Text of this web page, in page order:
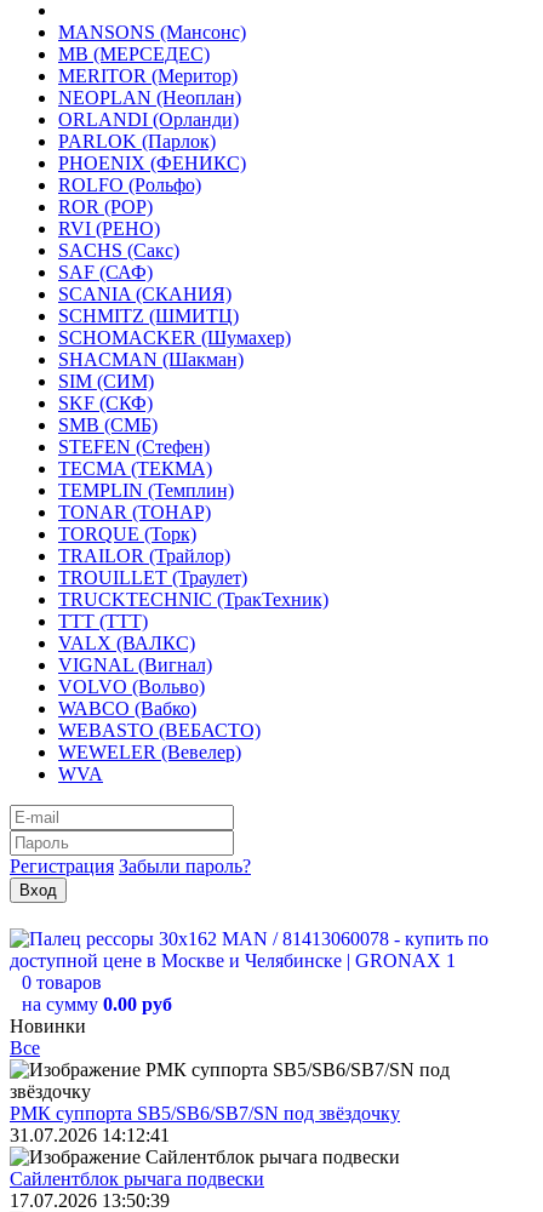
MANSONS (Мансонс)
MB (МЕРСЕДЕС)
MERITOR (Меритор)
NEOPLAN (Неоплан)
ORLANDI (Орланди)
PARLOK (Парлок)
PHOENIX (ФЕНИКС)
ROLFO (Рольфо)
ROR (РОР)
RVI (РЕНО)
SACHS (Сакс)
SAF (САФ)
SCANIA (СКАНИЯ)
SCHMITZ (ШМИТЦ)
SCHOMACKER (Шумахер)
SHACMAN (Шакман)
SIM (СИМ)
SKF (СКФ)
SMB (СМБ)
STEFEN (Стефен)
TECMA (ТЕКМА)
TEMPLIN (Темплин)
TONAR (ТОНАР)
TORQUE (Торк)
TRAILOR (Трайлор)
TROUILLET (Траулет)
TRUCKTECHNIC (ТракТехник)
TTT (ТТТ)
VALX (ВАЛКС)
VIGNAL (Вигнал)
VOLVO (Вольво)
WABCO (Вабко)
WEBASTO (ВЕБАСТО)
WEWELER (Вевелер)
WVA
Регистрация Забыли пароль?
0 товаров
на сумму 0.00 руб
Новинки
Все
РМК суппорта SB5/SB6/SB7/SN под звёздочку
31.07.2026 14:12:41
Сайлентблок рычага подвески
17.07.2026 13:50:39